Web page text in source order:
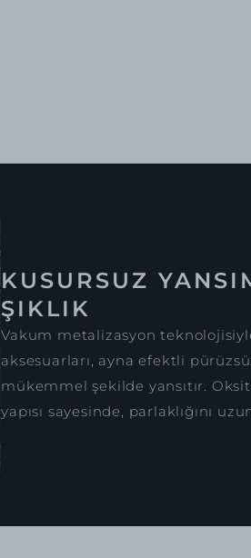
KUSURSUZ
ŞIKLIK
Vakum metalizasyon
aksesuarları, ayna efektli
mükemmel şekilde yansıtır.
yapısı sayesinde, parlaklığını